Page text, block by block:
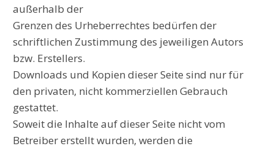
außerhalb der
Grenzen des Urheberrechtes bedürfen der
schriftlichen Zustimmung des jeweiligen Autors
bzw. Erstellers.
Downloads und Kopien dieser Seite sind nur für
den privaten, nicht kommerziellen Gebrauch
gestattet.
Soweit die Inhalte auf dieser Seite nicht vom
Betreiber erstellt wurden, werden die